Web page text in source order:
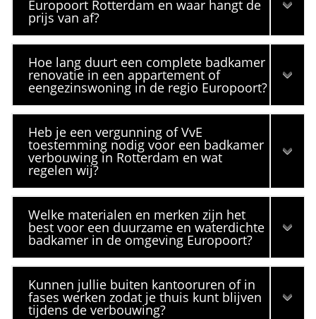
Europoort Rotterdam en waar hangt de
prijs van af?
Hoe lang duurt een complete badkamer
renovatie in een appartement of
eengezinswoning in de regio Europoort?
Heb je een vergunning of VvE
toestemming nodig voor een badkamer
verbouwing in Rotterdam en wat
regelen wij?
Welke materialen en merken zijn het
best voor een duurzame en waterdichte
badkamer in de omgeving Europoort?
Kunnen jullie buiten kantooruren of in
fases werken zodat je thuis kunt blijven
tijdens de verbouwing?